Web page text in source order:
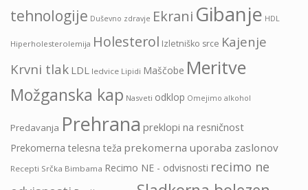
tehnologije Duševno zdravje Ekrani Gibanje HDL
Hiperholesterolemija Holesterol Izletniško srce Kajenje
Krvni tlak LDL ledvice Lipidi Maščobe Meritve
Možganska kap Nasveti odklop Omejimo alkohol
Predavanja Prehrana preklopi na resničnost
Prekomerna telesna teža prekomerna uporaba zaslonov
Recepti Srčka Bimbama Recimo NE - odvisnosti recimo ne